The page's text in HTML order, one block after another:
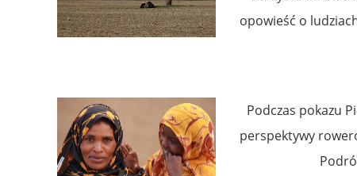
opowieść o
Podczas pokazu
perspektywy